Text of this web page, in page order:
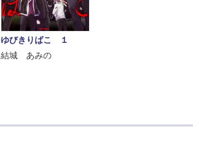
ゆびきりばこ １
結城 あみの